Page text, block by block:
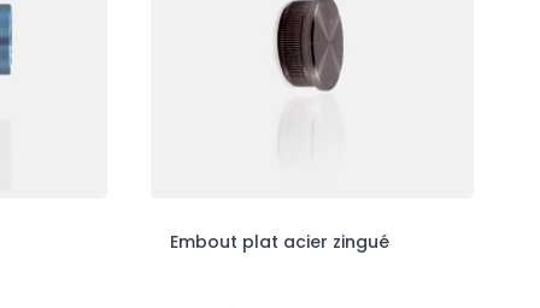
Embout plat acier zingué